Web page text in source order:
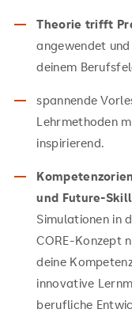
Theorie trifft
angewendet
deinem
spannende
Lehrmethoden
inspirierend.
und Future-
Simulationen in
CORE-Konzept
deine
innovative
berufliche